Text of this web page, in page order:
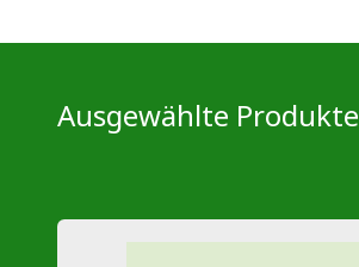
Ausgewählte Produkte